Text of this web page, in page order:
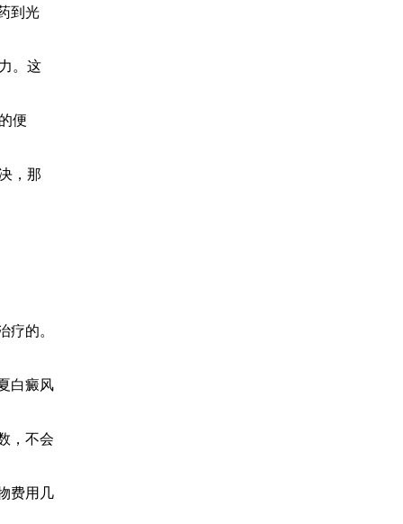
到光
。这
便
，那
疗的。
白癜风
，不会
费用几